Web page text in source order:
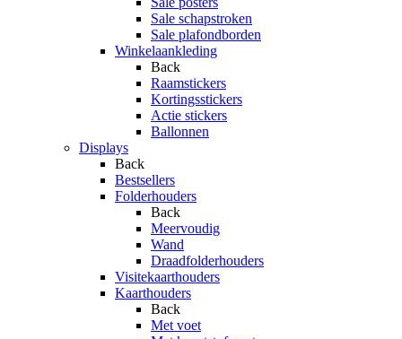
Sale schapstroken
Sale plafondborden
Winkelaankleding
Back
Raamstickers
Kortingsstickers
Actie stickers
Ballonnen
Displays
Back
Bestsellers
Folderhouders
Back
Meervoudig
Wand
Draadfolderhouders
Visitekaarthouders
Kaarthouders
Back
Met voet